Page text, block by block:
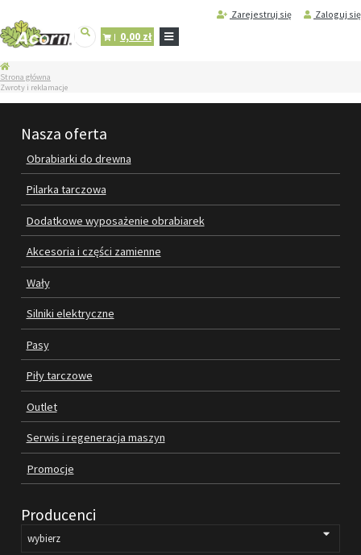
Zarejestruj się Zaloguj się
0,00 zł
STRONA
GŁÓWNA
SERWIS
REGENERACJA
PRODUKTY
OBRABIARKI DO DREWNA
PILARKA TARCZOWA
DODATKOWE WYPOSAŻENIE
OBRABIAREK
AKCESORIA I CZĘŚCI ZAMIENNE
WAŁY
SILNIKI ELEKTRYCZNE
PASY
PIŁY TARCZOWE
OUTLET
SERWIS I REGENERACJA MASZYN
Strona główna
Zwroty i reklamacje
Nasza oferta
Obrabiarki do drewna
Pilarka tarczowa
Dodatkowe wyposażenie obrabiarek
Akcesoria i części zamienne
Wały
Silniki elektryczne
Pasy
Piły tarczowe
Outlet
Serwis i regeneracja maszyn
Promocje
Producenci